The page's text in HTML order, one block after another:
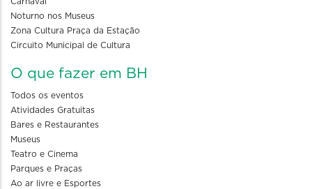
Carnaval
Noturno nos Museus
Zona Cultura Praça da Estação
Circuito Municipal de Cultura
O que fazer em BH
Todos os eventos
Atividades Gratuitas
Bares e Restaurantes
Museus
Teatro e Cinema
Parques e Praças
Ao ar livre e Esportes